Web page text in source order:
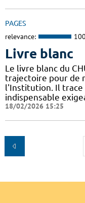
PAGES
relevance:
Livre blanc
Le livre blanc du
trajectoire pour de
l'Institution. Il trace
indispensable
18/02/2026 15:25